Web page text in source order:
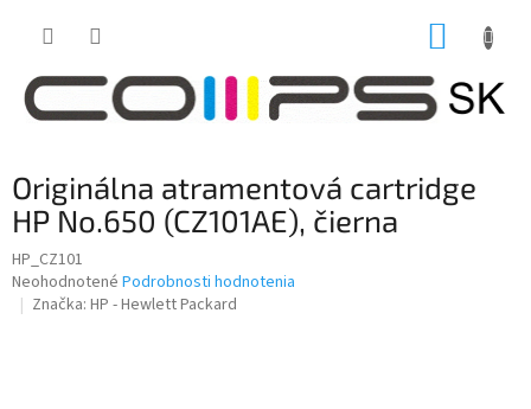
Originálna atramentová cartridge
HP No.650 (CZ101AE), čierna
HP_CZ101
Priemerné
hodnotenie
Neohodnotené Podrobnosti hodnotenia
Značka: HP - Hewlett Packard